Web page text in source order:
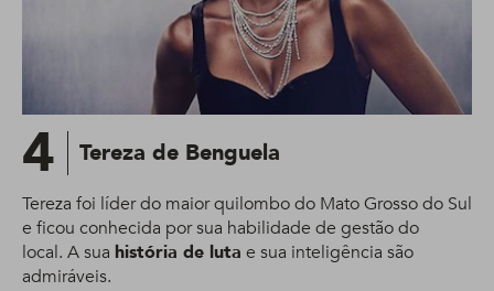
4 Tereza de Benguela
Tereza foi líder do maior quilombo do Mato Grosso do Sul
e ficou conhecida por sua habilidade de gestão do
local. A sua história de luta e sua inteligência são
admiráveis.